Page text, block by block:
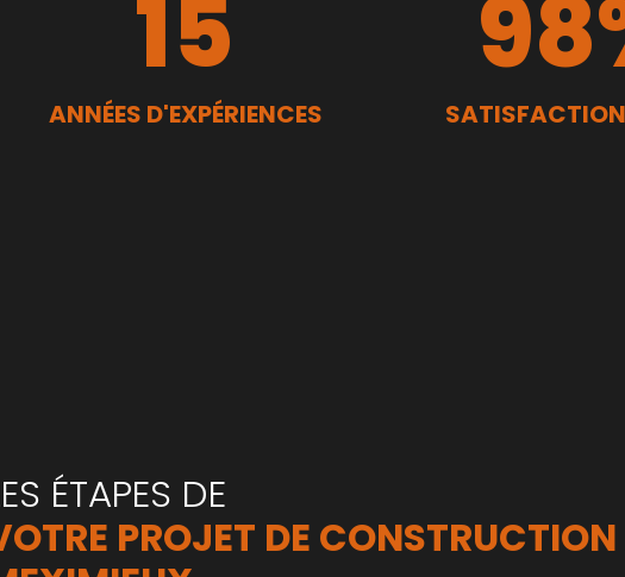
15
ANNÉES D'EXPÉRIENCES
98
ÉTAPES DE
PROJET DE